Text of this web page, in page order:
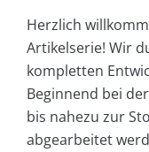
Herzlich
Artikelserie! Wir
kompletten
Beginnend bei
bis nahezu zur
abgearbeitet